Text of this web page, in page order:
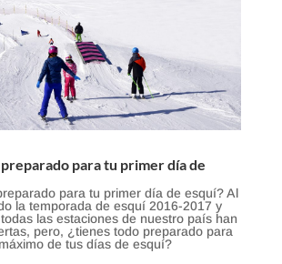
para tu primer día de
para tu primer día de esquí? Al
la temporada de esquí 2016-2017 y
las estaciones de nuestro país han
pero, ¿tienes todo preparado para
de tus días de esquí?